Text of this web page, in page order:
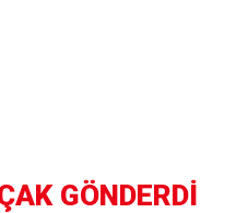
GÖNDERDİ